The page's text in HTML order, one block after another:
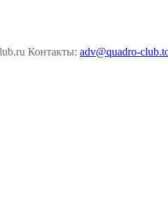
Контакты: adv@quadro-